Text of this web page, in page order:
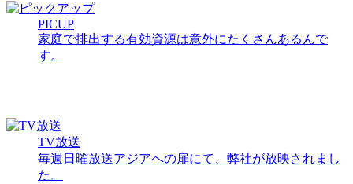
PICUP
家庭で排出する有効資源は意外にたくさんあるんで
す。
TV放送
毎週日曜放送アジアへの扉にて、弊社が放映されまし
た。